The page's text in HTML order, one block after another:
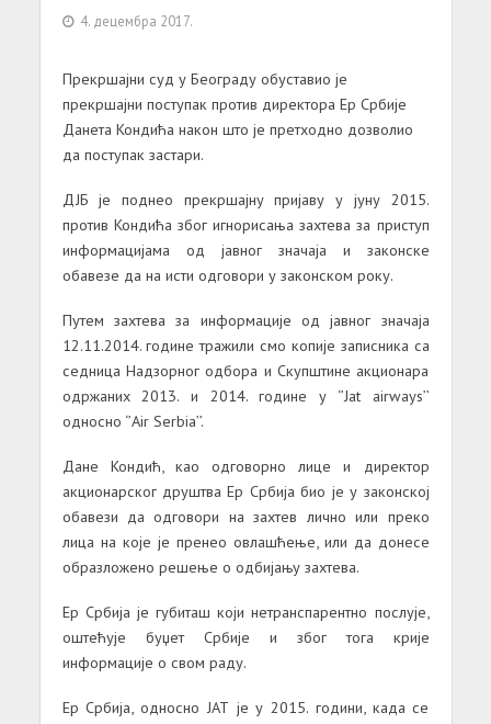
4. децембра 2017.
Прекршајни суд у Београду обуставио је
прекршајни поступак против директора Ер Србије
Данета Кондића након што је претходно дозволио
да поступак застари.
ДЈБ је поднео прекршајну пријаву у јуну 2015.
против Кондића због игнорисања захтева за приступ
информацијама од јавног значаја и законске
обавезе да на исти одговори у законском року.
Путем захтева за информације од јавног значаја
12.11.2014. године тражили смо копије записника са
седница Надзорног одбора и Скупштине акционара
одржаних 2013. и 2014. године у ‘’Jat airways’’
односно ‘’Air Serbia’’.
Дане Кондић, као одговорно лице и директор
акционарског друштва Ер Србија био је у законској
обавези да одговори на захтев лично или преко
лица на које је пренео овлашћење, или да донесе
образложено решење о одбијању захтева.
Ер Србија је губиташ који нетранспарентно послује,
оштећује буџет Србије и због тога крије
информације о свом раду.
Ер Србија, односно ЈАТ је у 2015. години, када се